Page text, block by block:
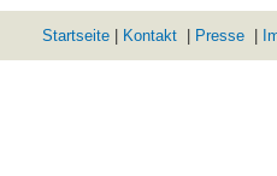
Startseite Kontakt Presse